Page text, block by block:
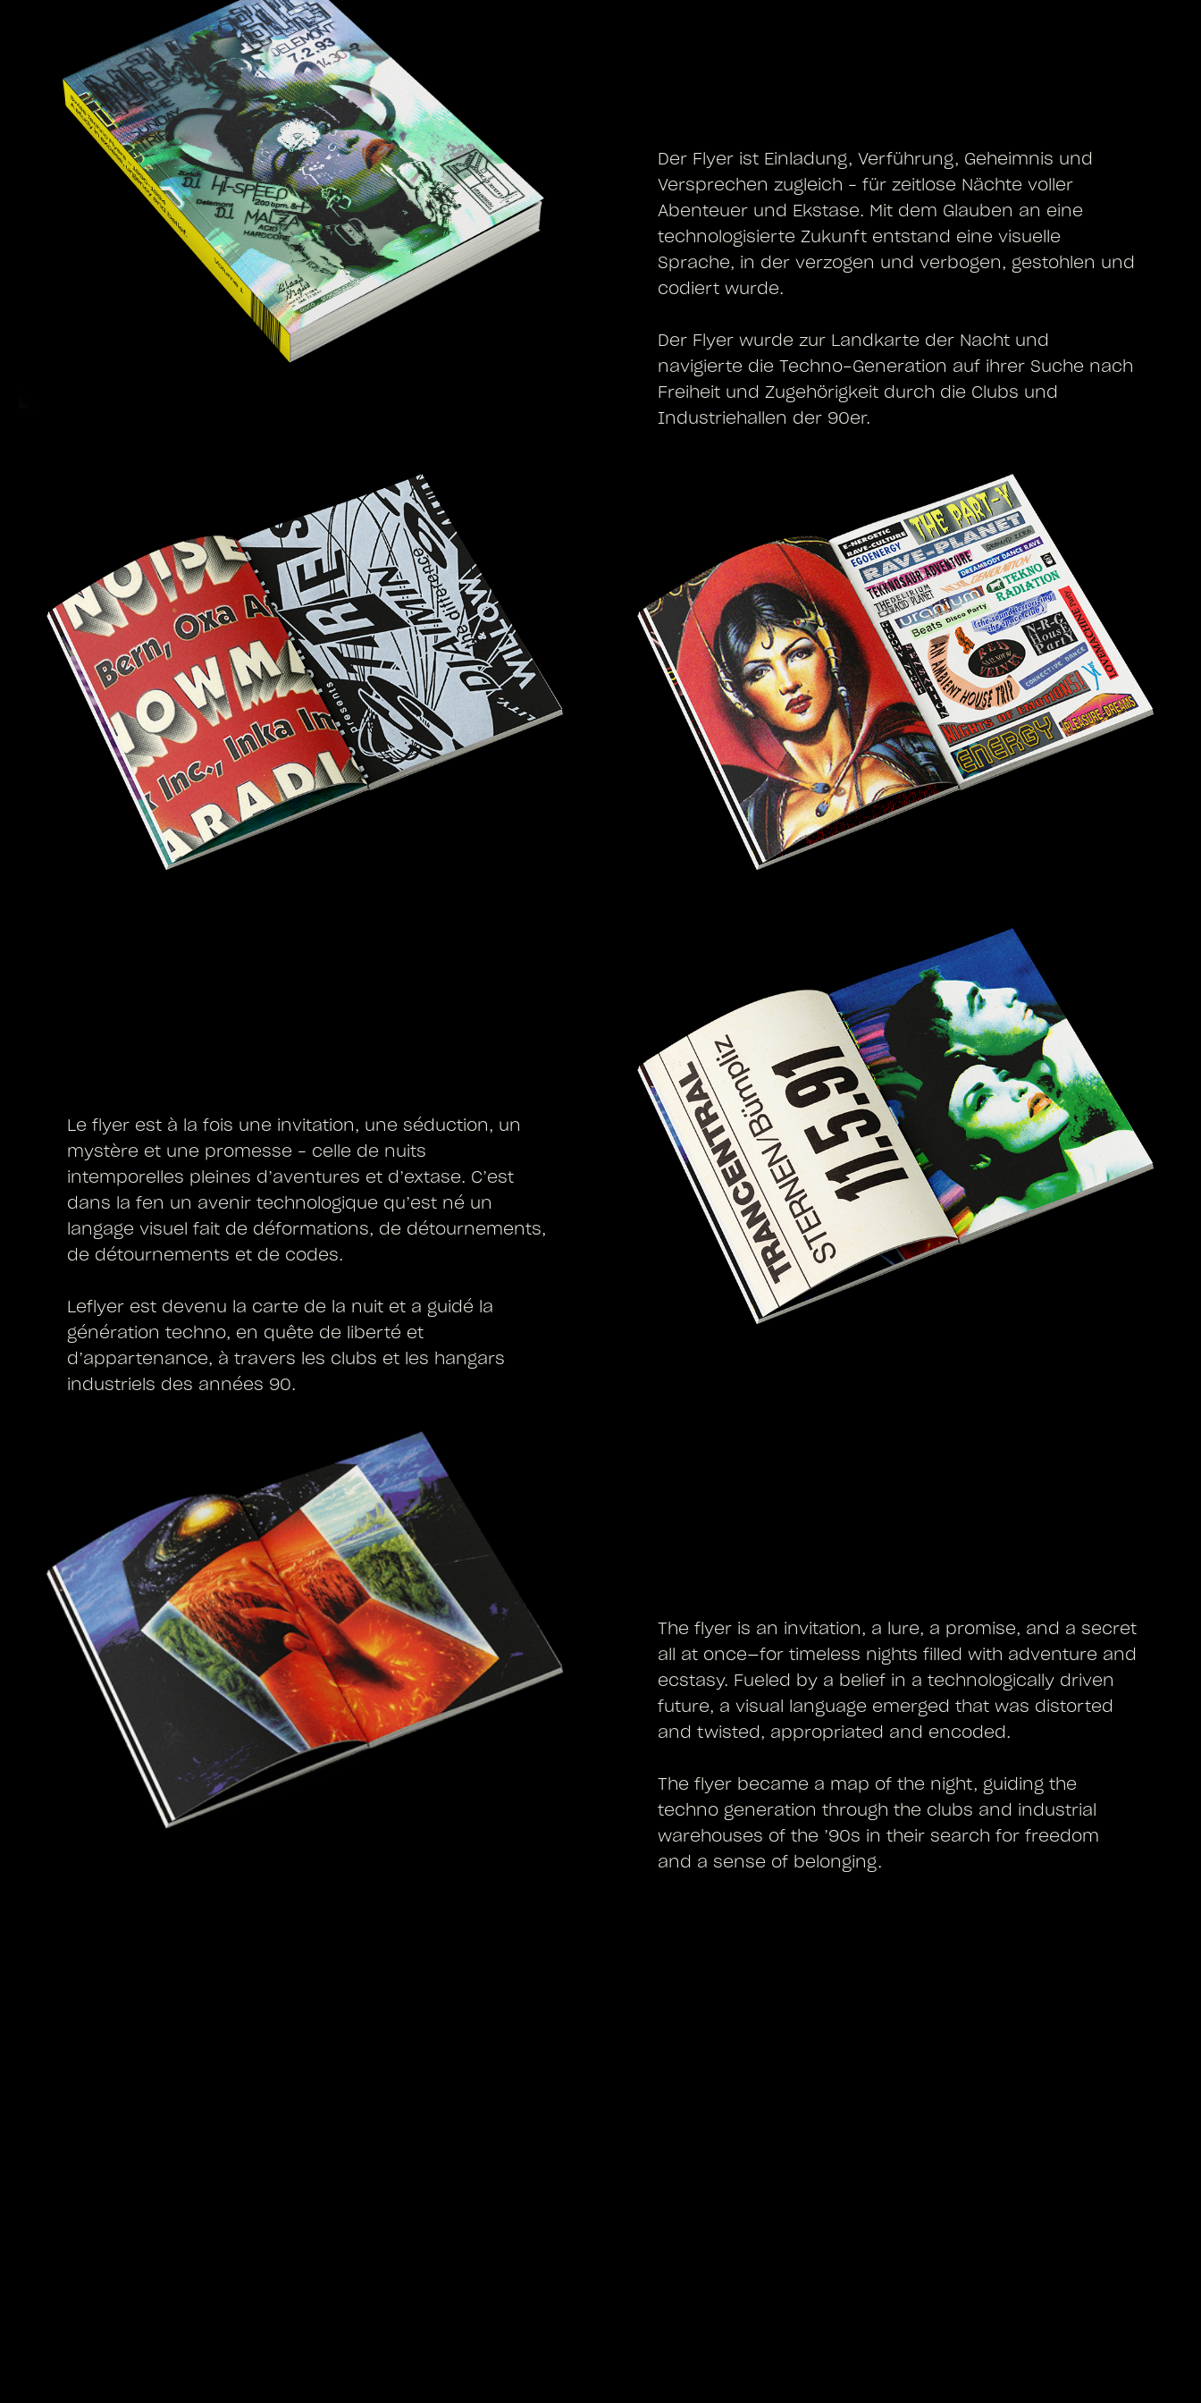
Der Flyer ist Einladung, Verführung, Geheimnis und
Versprechen zugleich – für zeitlose Nächte voller
Abenteuer und Ekstase. Mit dem Glauben an eine
technologisierte Zukunft entstand eine visuelle
Sprache, in der verzogen und verbogen, gestohlen und
codiert wurde.
Der Flyer wurde zur Landkarte der Nacht und
navigierte die Techno-Generation auf ihrer Suche nach
Freiheit und Zugehörigkeit durch die Clubs und
Industriehallen der 90er.
Le flyer est à la fois une invitation, une séduction, un
mystère et une promesse – celle de nuits
intemporelles pleines d’aventures et d’extase. C’est
dans la fen un avenir technologique qu’est né un
langage visuel fait de déformations, de détournements,
de détournements et de codes.
Leflyer est devenu la carte de la nuit et a guidé la
génération techno, en quête de liberté et
d’appartenance, à travers les clubs et les hangars
industriels des années 90.
The flyer is an invitation, a lure, a promise, and a secret
all at once—for timeless nights filled with adventure and
ecstasy. Fueled by a belief in a technologically driven
future, a visual language emerged that was distorted
and twisted, appropriated and encoded.
The flyer became a map of the night, guiding the
techno generation through the clubs and industrial
warehouses of the ’90s in their search for freedom
and a sense of belonging.